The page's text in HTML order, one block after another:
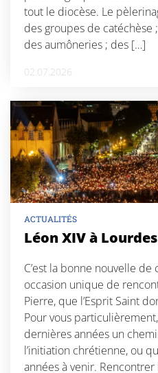
tout le diocèse. Le
des groupes de catéchèse
des aumôneries ; des […]
02.07.2026
ACTUALITÉS
Léon XIV à
C’est la bonne nouvelle de
occasion unique de
Pierre, que l’Esprit Saint
Pour vous
dernières années un
l’initiation chrétienne, ou
années à venir.